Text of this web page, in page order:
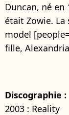
Duncan, né
était Zowie. La
model
fille,
Discographie :
2003 : Reality